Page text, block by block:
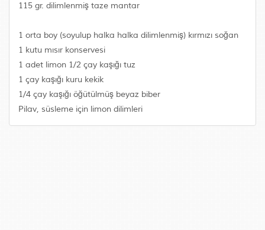
115 gr. dilimlenmiş taze mantar
1 orta boy (soyulup halka halka dilimlenmiş) kırmızı soğan
1 kutu mısır konservesi
1 adet limon 1/2 çay kaşığı tuz
1 çay kaşığı kuru kekik
1/4 çay kaşığı öğütülmüş beyaz biber
Pilav, süsleme için limon dilimleri